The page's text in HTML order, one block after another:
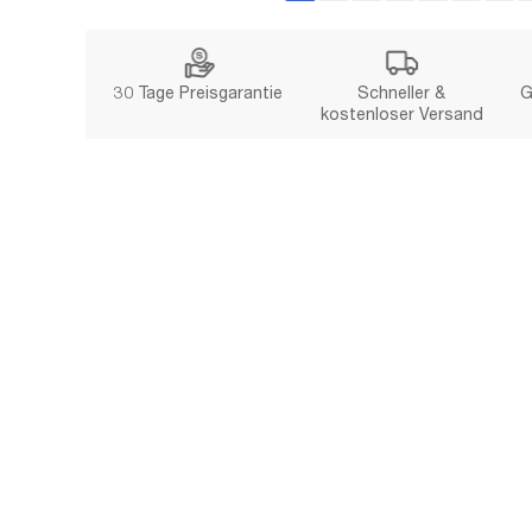
30 Tage Preisgarantie
Schneller &
kostenloser Versand